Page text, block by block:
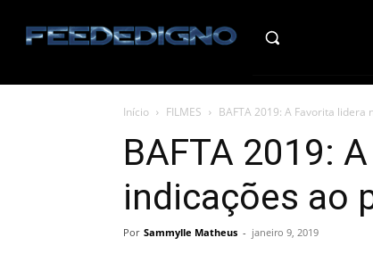
Início FILMES BAFTA 2019: A Favorita
BAFTA 2019:
indicações ao
Por Sammylle Matheus - janeiro 9, 2019